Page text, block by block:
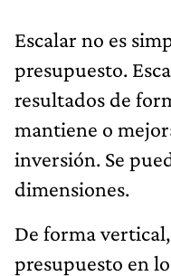
Escalar no es
presupuesto.
resultados de
mantiene o
inversión. Se
dimensiones.
De forma
presupuesto en